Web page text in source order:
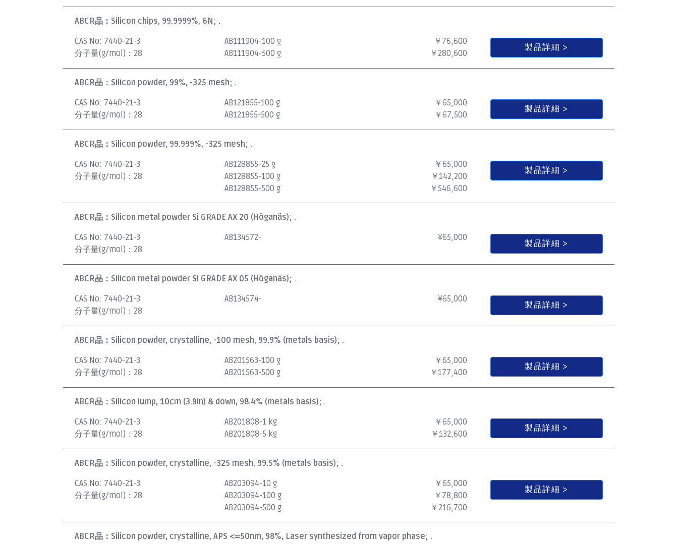
ABCR品： Silicon chips, 99.9999%, 6N; .
CAS No: 7440-21-3
分子量(g/mol)： 28
AB111904-100 g
AB111904-500 g
￥76,600
￥280,600
製品詳細
ABCR品： Silicon powder, 99%, -325 mesh; .
CAS No: 7440-21-3
分子量(g/mol)： 28
AB121855-100 g
AB121855-500 g
￥65,000
￥67,500
製品詳細
ABCR品： Silicon powder, 99.999%, -325 mesh; .
CAS No: 7440-21-3
分子量(g/mol)： 28
AB128855-25 g
AB128855-100 g
AB128855-500 g
￥65,000
￥142,200
￥546,600
製品詳細
ABCR品： Silicon metal powder Si GRADE AX 20 (Höganäs); .
CAS No: 7440-21-3
分子量(g/mol)： 28
AB134572- ¥65,000
製品詳細
ABCR品： Silicon metal powder Si GRADE AX 05 (Höganäs); .
CAS No: 7440-21-3
分子量(g/mol)： 28
AB134574- ¥65,000
製品詳細
ABCR品： Silicon powder, crystalline, -100 mesh, 99.9% (metals basis); .
CAS No: 7440-21-3
分子量(g/mol)： 28
AB201563-100 g
AB201563-500 g
￥65,000
￥177,400
製品詳細
ABCR品： Silicon lump, 10cm (3.9in) & down, 98.4% (metals basis); .
CAS No: 7440-21-3
分子量(g/mol)： 28
AB201808-1 kg
AB201808-5 kg
￥65,000
￥132,600
製品詳細
ABCR品： Silicon powder, crystalline, -325 mesh, 99.5% (metals basis); .
CAS No: 7440-21-3
分子量(g/mol)： 28
AB203094-10 g
AB203094-100 g
AB203094-500 g
￥65,000
￥78,800
￥216,700
製品詳細
ABCR品： Silicon powder, crystalline, APS <=50nm, 98%, Laser synthesized from vapor phase; .